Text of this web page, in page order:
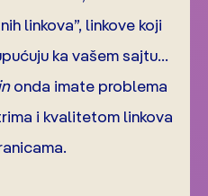
linkova”, linkove koji
ka vašem sajtu…
onda imate problema
i kvalitetom linkova